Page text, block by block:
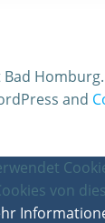
and
von